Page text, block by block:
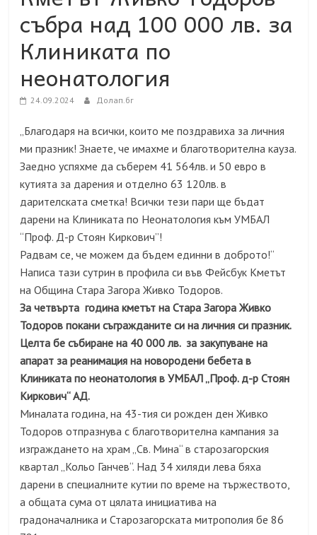
събра над 100 000 лв. за
Клиниката по
неонатология
24.09.2024 Долап.бг
„Благодаря на всички, които ме поздравиха за личния
ми празник! Знаете, че имахме и благотворителна кауза.
Заедно успяхме да съберем 41 564лв. и 50 евро в
кутията за дарения и отделно 63 120лв. в
дарителската сметка! Всички тези пари ще бъдат
дарени на Клиниката по Неонатология към УМБАЛ
“Проф. Д-р Стоян Киркович”!
Радвам се, че можем да бъдем единни в доброто!“
Написа тази сутрин в профила си във Фейсбук Кметът
на Община Стара Загора Живко Тодоров.
За четвърта година кметът на Стара Загора Живко
Тодоров покани съгражданите си на личния си празник.
Целта бе събиране на 40 000 лв. за закупуване на
апарат за реанимация на новородени бебета в
Клиниката по неонатология в УМБАЛ „Проф. д-р Стоян
Киркович“ АД.
Миналата година, на 43-тия си рожден ден Живко
Тодоров отпразнува с благотворителна кампания за
изграждането на храм „Св. Мина“ в старозагорския
квартал „Кольо Ганчев“. Над 34 хиляди лева бяха
дарени в специалните кутии по време на тържеството,
а общата сума от цялата инициатива на
градоначалника и Старозагорската митрополия бе 86